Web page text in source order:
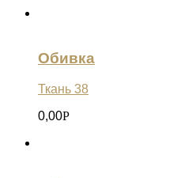
Обивка
Ткань 38
0,00Р